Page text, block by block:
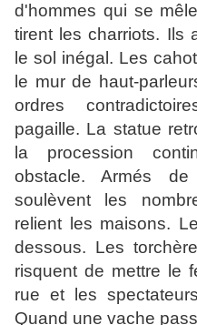
d'hommes qui se
tirent les charriots. Ils
le sol inégal. Les
le mur de haut-
ordres
pagaille. La statue
la procession
obstacle. Armés
soulèvent les
relient les maisons.
dessous. Les
risquent de mettre le
rue et les
Quand une vache